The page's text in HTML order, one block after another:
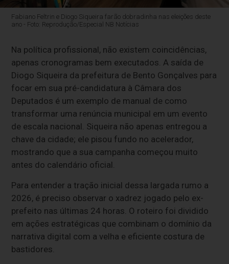
Fabiano Feltrin e Diogo Siqueira farão dobradinha nas eleições deste
ano - Foto: Reprodução/Especial NB Notícias
Na política profissional, não existem coincidências,
apenas cronogramas bem executados. A saída de
Diogo Siqueira da prefeitura de Bento Gonçalves para
focar em sua pré-candidatura à Câmara dos
Deputados é um exemplo de manual de como
transformar uma renúncia municipal em um evento
de escala nacional. Siqueira não apenas entregou a
chave da cidade; ele pisou fundo no acelerador,
mostrando que a sua campanha começou muito
antes do calendário oficial.
Para entender a tração inicial dessa largada rumo a
2026, é preciso observar o xadrez jogado pelo ex-
prefeito nas últimas 24 horas. O roteiro foi dividido
em ações estratégicas que combinam o domínio da
narrativa digital com a velha e eficiente costura de
bastidores.